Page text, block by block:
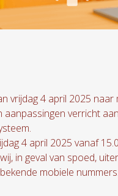
vrijdag 4 april 2025 naar
aanpassingen verricht
4 april 2025 vanaf
in geval van spoed,
mobiele nummers.